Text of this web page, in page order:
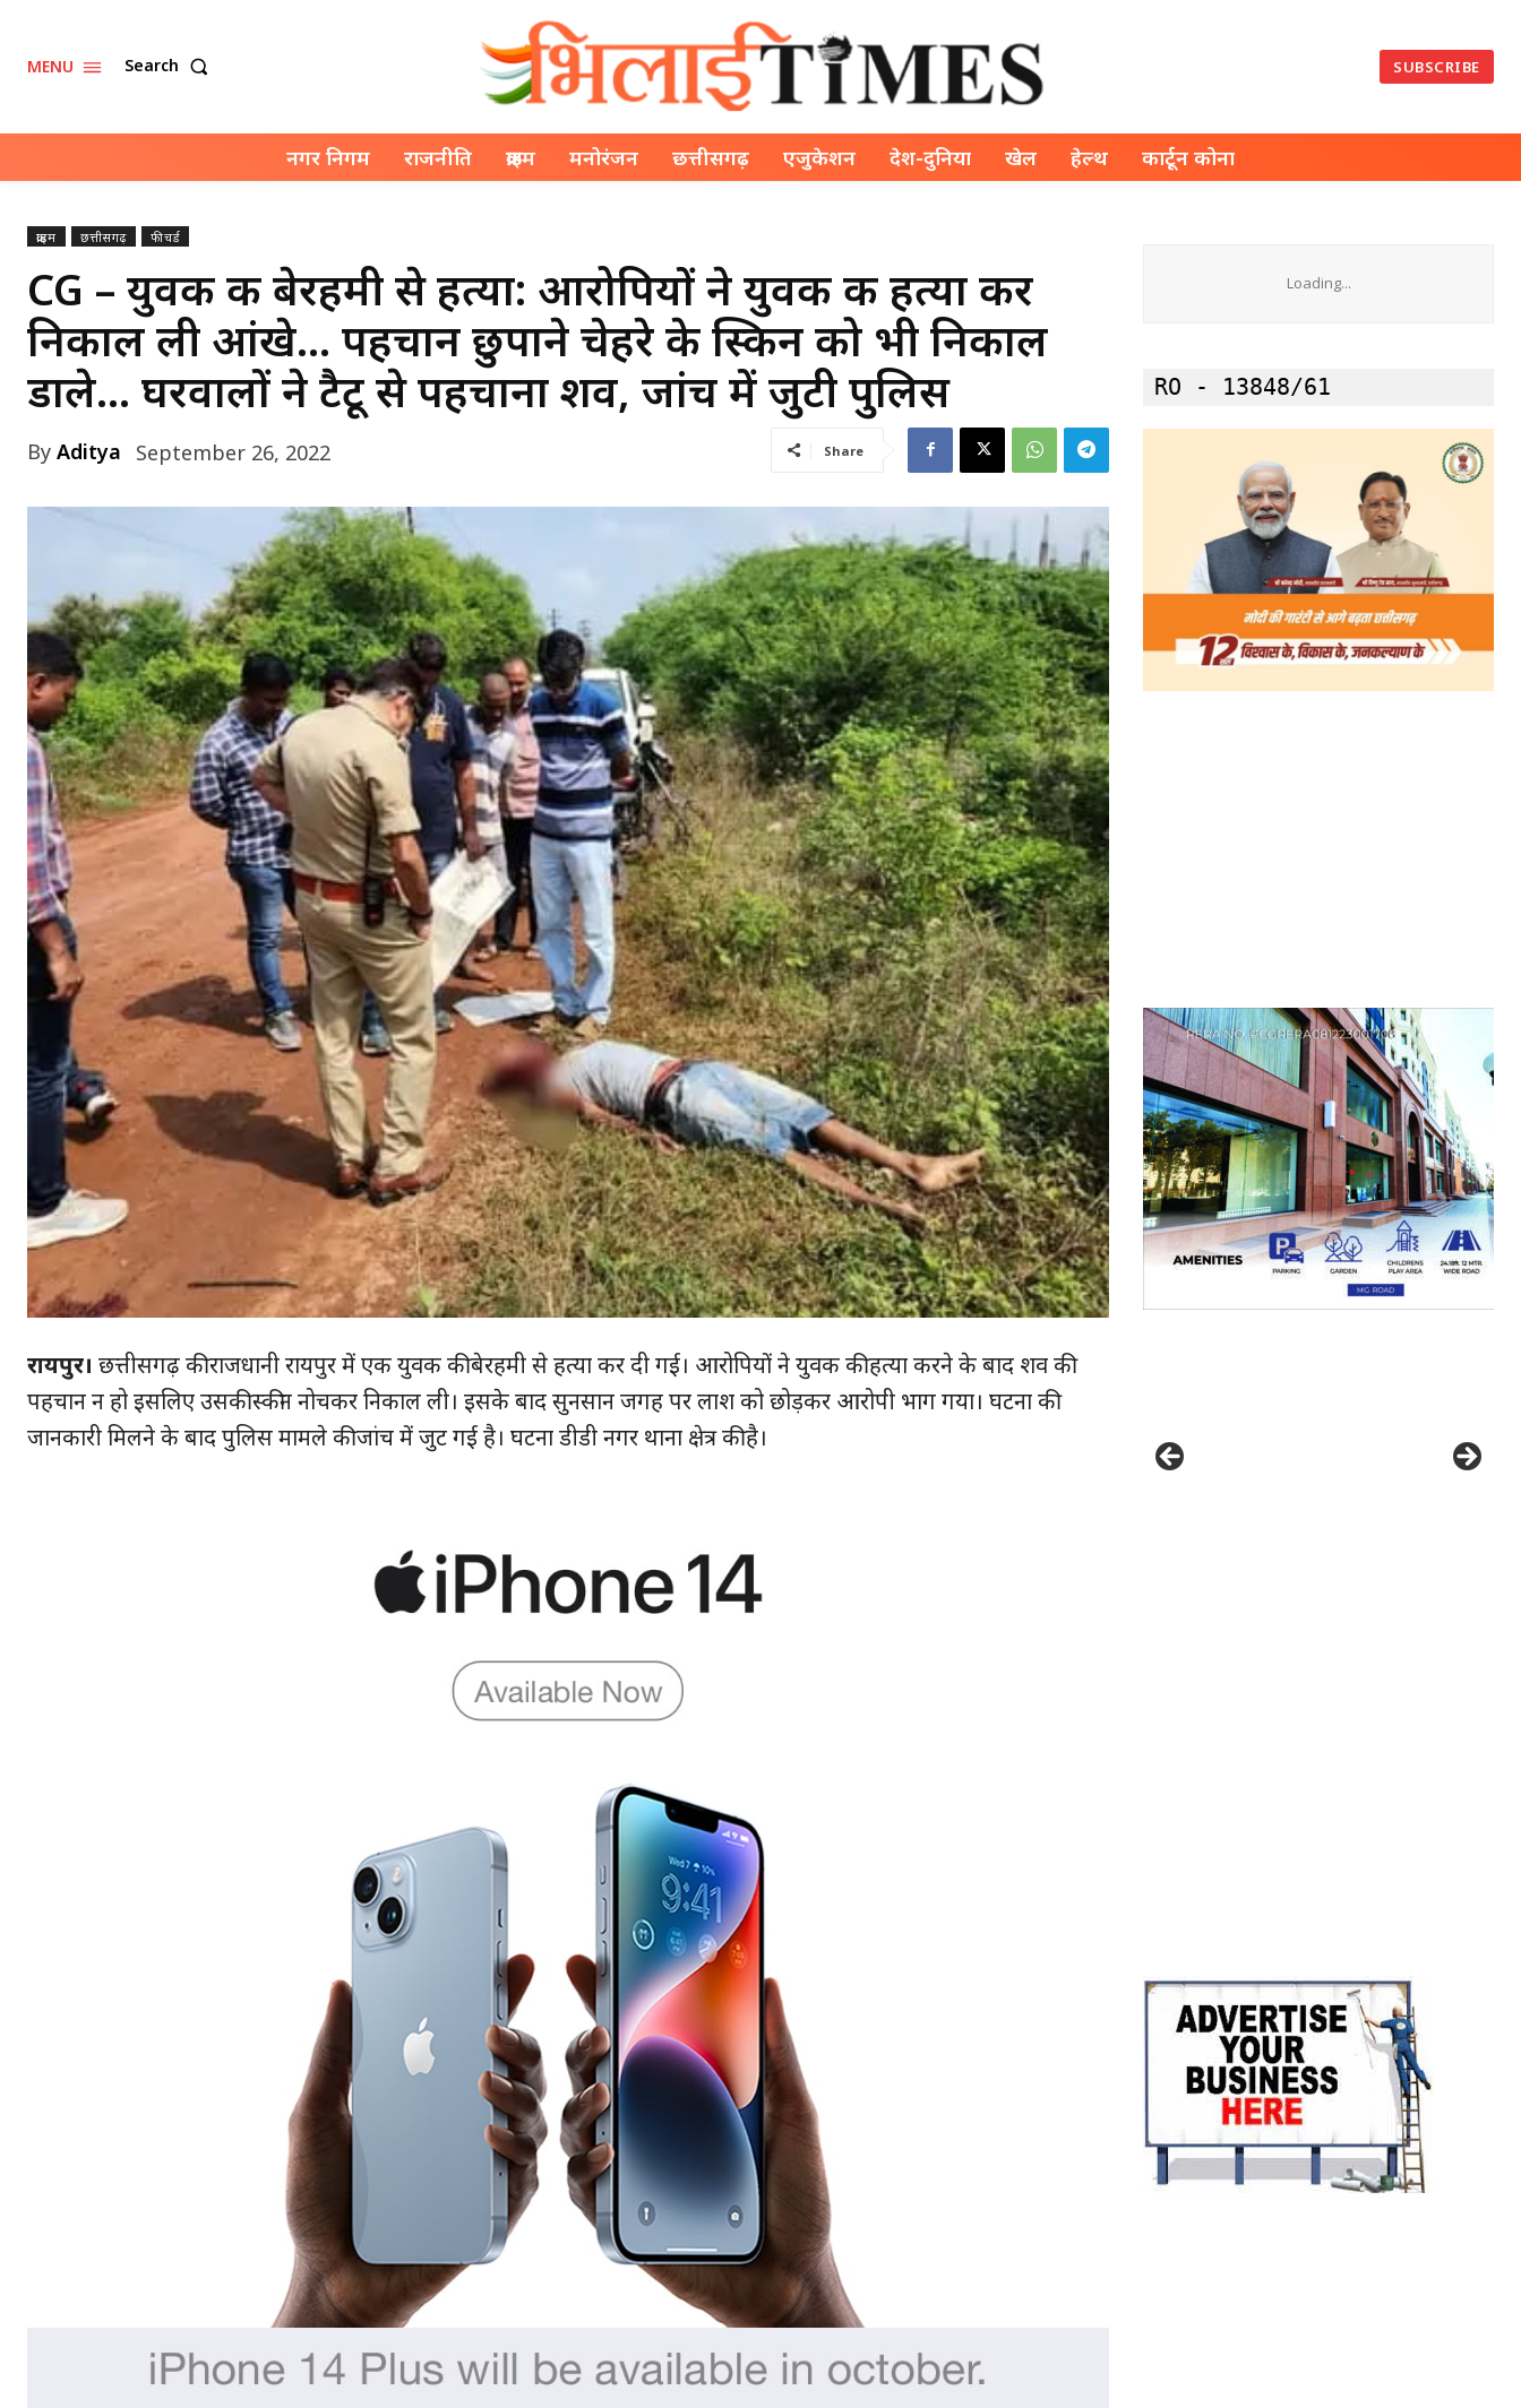
हमसे जुड़े
MENU Search SUBSCRIBE
नगर निगम राजनीति क्राइम मनोरंजन छत्तीसगढ़ एजुकेशन देश-दुनिया खेल हेल्थ कार्टून कोना
क्राइम छत्तीसगढ़ फीचर्ड
CG – युवक की बेरहमी से हत्या: आरोपियों ने युवक की हत्या कर
निकाल ली आंखे… पहचान छुपाने चेहरे के स्किन को भी निकाल
डाले… घरवालों ने टैटू से पहचाना शव, जांच में जुटी पुलिस
By Aditya September 26, 2022 Share
रायपुर। छत्तीसगढ़ की राजधानी रायपुर में एक युवक की बेरहमी से हत्या कर दी गई। आरोपियों ने युवक की हत्या करने के बाद शव की
पहचान न हो इसलिए उसकी स्कीन नोचकर निकाल ली। इसके बाद सुनसान जगह पर लाश को छोड़कर आरोपी भाग गया। घटना की
जानकारी मिलने के बाद पुलिस मामले की जांच में जुट गई है। घटना डीडी नगर थाना क्षेत्र की है।
Loading...
RO - 13848/61